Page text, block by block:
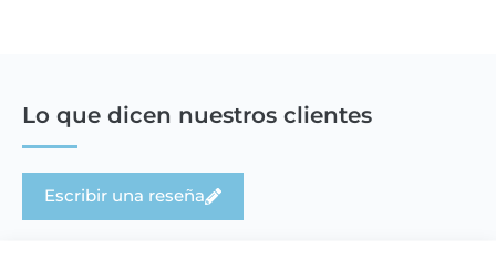
Lo que dicen nuestros clientes
Escribir una reseña